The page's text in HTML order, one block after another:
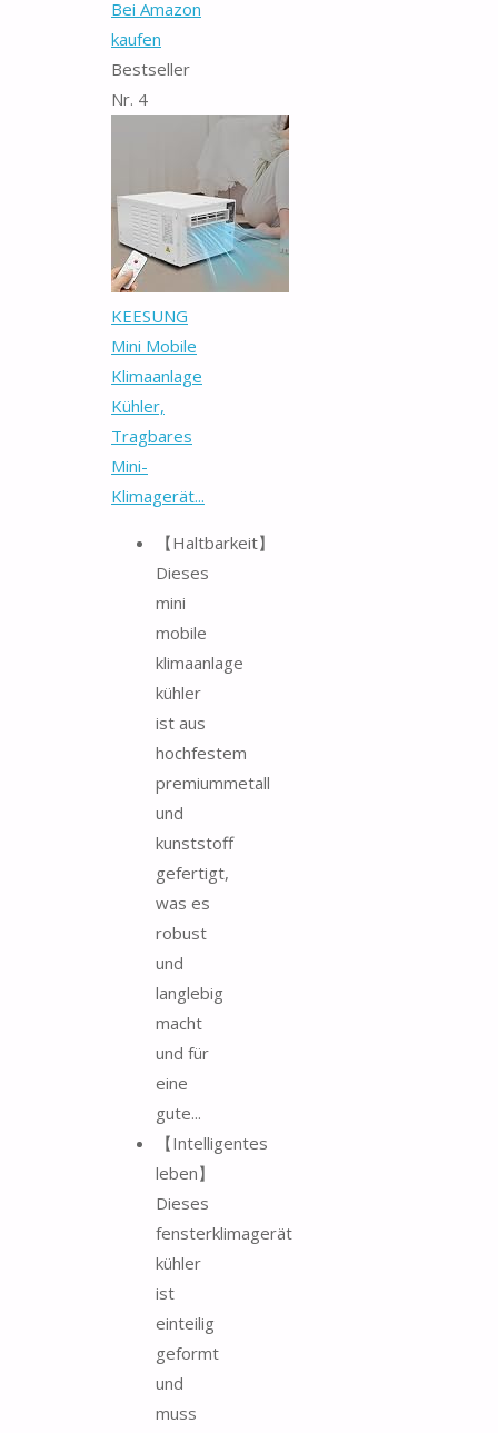
Bei Amazon
kaufen
Bestseller
Nr. 4
KEESUNG
Mini Mobile
Klimaanlage
Kühler,
Tragbares
Mini-
Klimagerät...
【Haltbarkeit】
Dieses
mini
mobile
klimaanlage
kühler
ist aus
hochfestem
premiummetall
und
kunststoff
gefertigt,
was es
robust
und
langlebig
macht
und für
eine
gute...
【Intelligentes
leben】
Dieses
fensterklimagerät
kühler
ist
einteilig
geformt
und
muss